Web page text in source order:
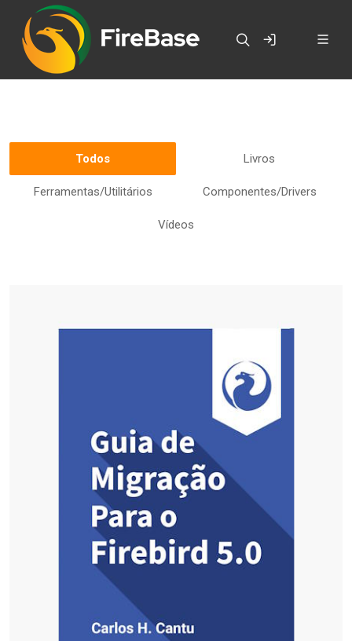
Todos Livros
Ferramentas/Utilitários Componentes/Drivers
Vídeos